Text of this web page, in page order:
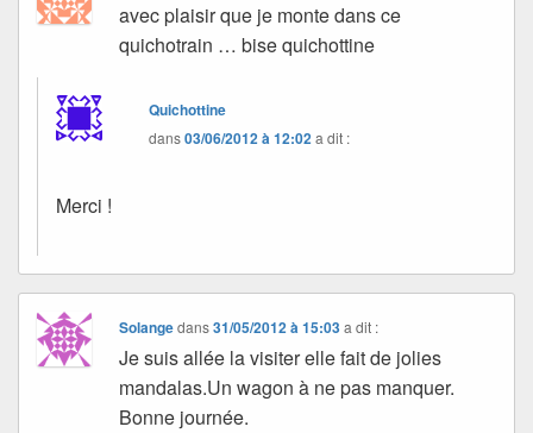
avec plaisir que je monte dans ce
quichotrain … bise quichottine
Quichottine
dans03/06/2012 à 12:02a dit :
Merci !
Solangedans31/05/2012 à 15:03 a dit :
Je suis allée la visiter elle fait de jolies
mandalas.Un wagon à ne pas manquer.
Bonne journée.